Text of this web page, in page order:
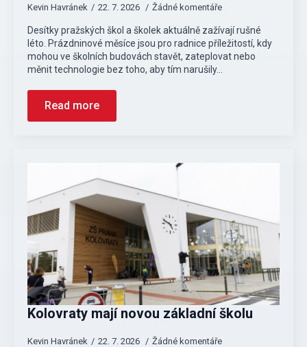
Kevin Havránek 22. 7. 2026 Žádné komentáře
Desítky pražských škol a školek aktuálně zažívají rušné
léto. Prázdninové měsíce jsou pro radnice příležitostí, kdy
mohou ve školních budovách stavět, zateplovat nebo
měnit technologie bez toho, aby tím narušily…
Read more
Kolovraty mají novou základní školu
Kevin Havránek 22. 7. 2026 Žádné komentáře